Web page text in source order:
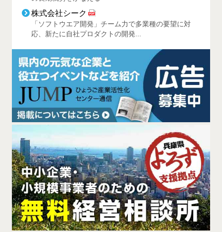
株式会社シーク
「ソフトウエア開発」チーム力で多業種の要望に対
応、新たに自社プロダクトの開発...